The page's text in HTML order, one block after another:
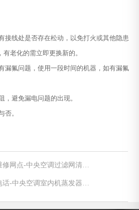
接线处是否存在松动，以免打火或其他隐患
老化的需立即更换新的。
漏氟问题，使用一段时间的机器，如有漏氟
避免漏电问题的出现。
。
网点-中央空调过滤网清洗
-中央空调室内机蒸发器清